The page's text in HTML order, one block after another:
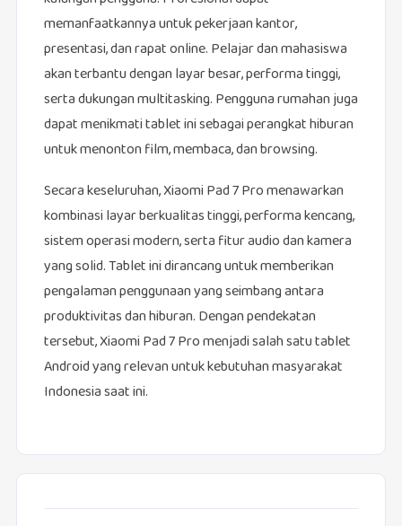
memanfaatkannya untuk pekerjaan kantor,
presentasi, dan rapat online. Pelajar dan mahasiswa
akan terbantu dengan layar besar, performa tinggi,
serta dukungan multitasking. Pengguna rumahan juga
dapat menikmati tablet ini sebagai perangkat hiburan
untuk menonton film, membaca, dan browsing.
Secara keseluruhan, Xiaomi Pad 7 Pro menawarkan
kombinasi layar berkualitas tinggi, performa kencang,
sistem operasi modern, serta fitur audio dan kamera
yang solid. Tablet ini dirancang untuk memberikan
pengalaman penggunaan yang seimbang antara
produktivitas dan hiburan. Dengan pendekatan
tersebut, Xiaomi Pad 7 Pro menjadi salah satu tablet
Android yang relevan untuk kebutuhan masyarakat
Indonesia saat ini.